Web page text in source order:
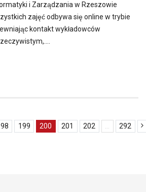
i Zarządzania w Rzeszowie
zajęć odbywa się online w trybie
kontakt wykładowców
199 200 201 202 292